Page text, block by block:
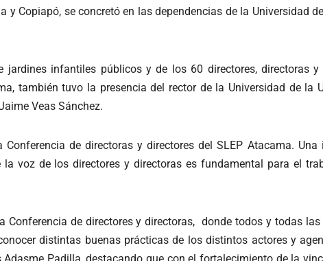
y Copiapó, se concretó en las dependencias de la Universidad
infantiles públicos y de los 60 directores, directoras y
también tuvo la presencia del rector de la Universidad de la
Veas Sánchez.
de directoras y directores del SLEP Atacama.
voz de los directores y directoras es fundamental para el
Conferencia de directores y directoras, donde todos y todas
distintas buenas prácticas de los distintos actores y